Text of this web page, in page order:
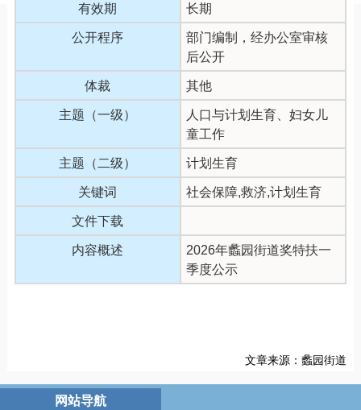
有效期 长期
公开程序
部门编制，经办公室审核
后公开
体裁 其他
主题（一级）
人口与计划生育、妇女儿
童工作
主题（二级） 计划生育
关键词 社会保障,救济,计划生育
文件下载
内容概述
2026年蠡园街道奖特扶一
季度公示
文章来源：蠡园街道